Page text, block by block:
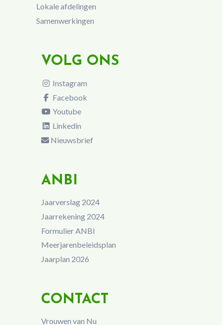
Lokale afdelingen
Samenwerkingen
VOLG ONS
Instagram
Facebook
Youtube
Linkedin
Nieuwsbrief
ANBI
Jaarverslag 2024
Jaarrekening 2024
Formulier ANBI
Meerjarenbeleidsplan
Jaarplan 2026
CONTACT
Vrouwen van Nu